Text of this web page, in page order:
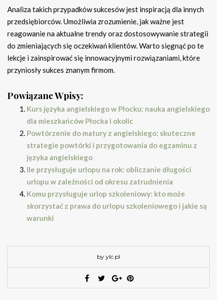
Analiza takich przypadków sukcesów jest inspiracją dla innych
przedsiębiorców. Umożliwia zrozumienie, jak ważne jest
reagowanie na aktualne trendy oraz dostosowywanie strategii
do zmieniających się oczekiwań klientów. Warto sięgnąć po te
lekcje i zainspirować się innowacyjnymi rozwiązaniami, które
przyniosły sukces znanym firmom.
Powiązane Wpisy:
Kurs języka angielskiego w Płocku: nauka angielskiego
dla mieszkańców Płocka i okolic
Powtórzenie do matury z angielskiego: skuteczne
strategie powtórki i przygotowania do egzaminu z
języka angielskiego
Ile przysługuje urlopu na rok: obliczanie długości
urlopu w zależności od okresu zatrudnienia
Komu przysługuje urlop szkoleniowy: kto może
skorzystać z prawa do urlopu szkoleniowego i jakie są
warunki
by ylc.pl